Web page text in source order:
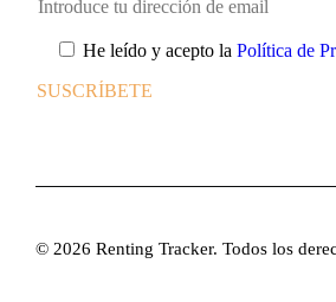
He leído y acepto la Política de
© 2026 Renting Tracker. Todos los